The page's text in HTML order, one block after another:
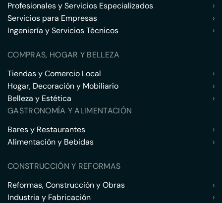
Profesionales y Servicios Especializados
›
Servicios para Empresas
›
Ingeniería y Servicios Técnicos
›
COMPRAS, HOGAR Y BELLEZA
Tiendas y Comercio Local
›
Hogar, Decoración y Mobiliario
›
Belleza y Estética
›
GASTRONOMÍA Y ALIMENTACIÓN
Bares y Restaurantes
›
Alimentación y Bebidas
›
CONSTRUCCIÓN Y REFORMAS
Reformas, Construcción y Obras
›
Industria y Fabricación
›